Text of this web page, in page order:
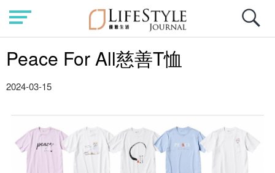
Peace For All慈善T恤
2024-03-15